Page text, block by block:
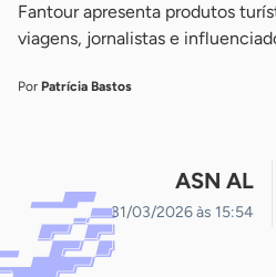
Fantour apresenta produtos
viagens, jornalistas e
Por Patrícia Bastos
ASN AL
31/03/2026 às 15:54